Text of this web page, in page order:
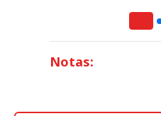
Notas: